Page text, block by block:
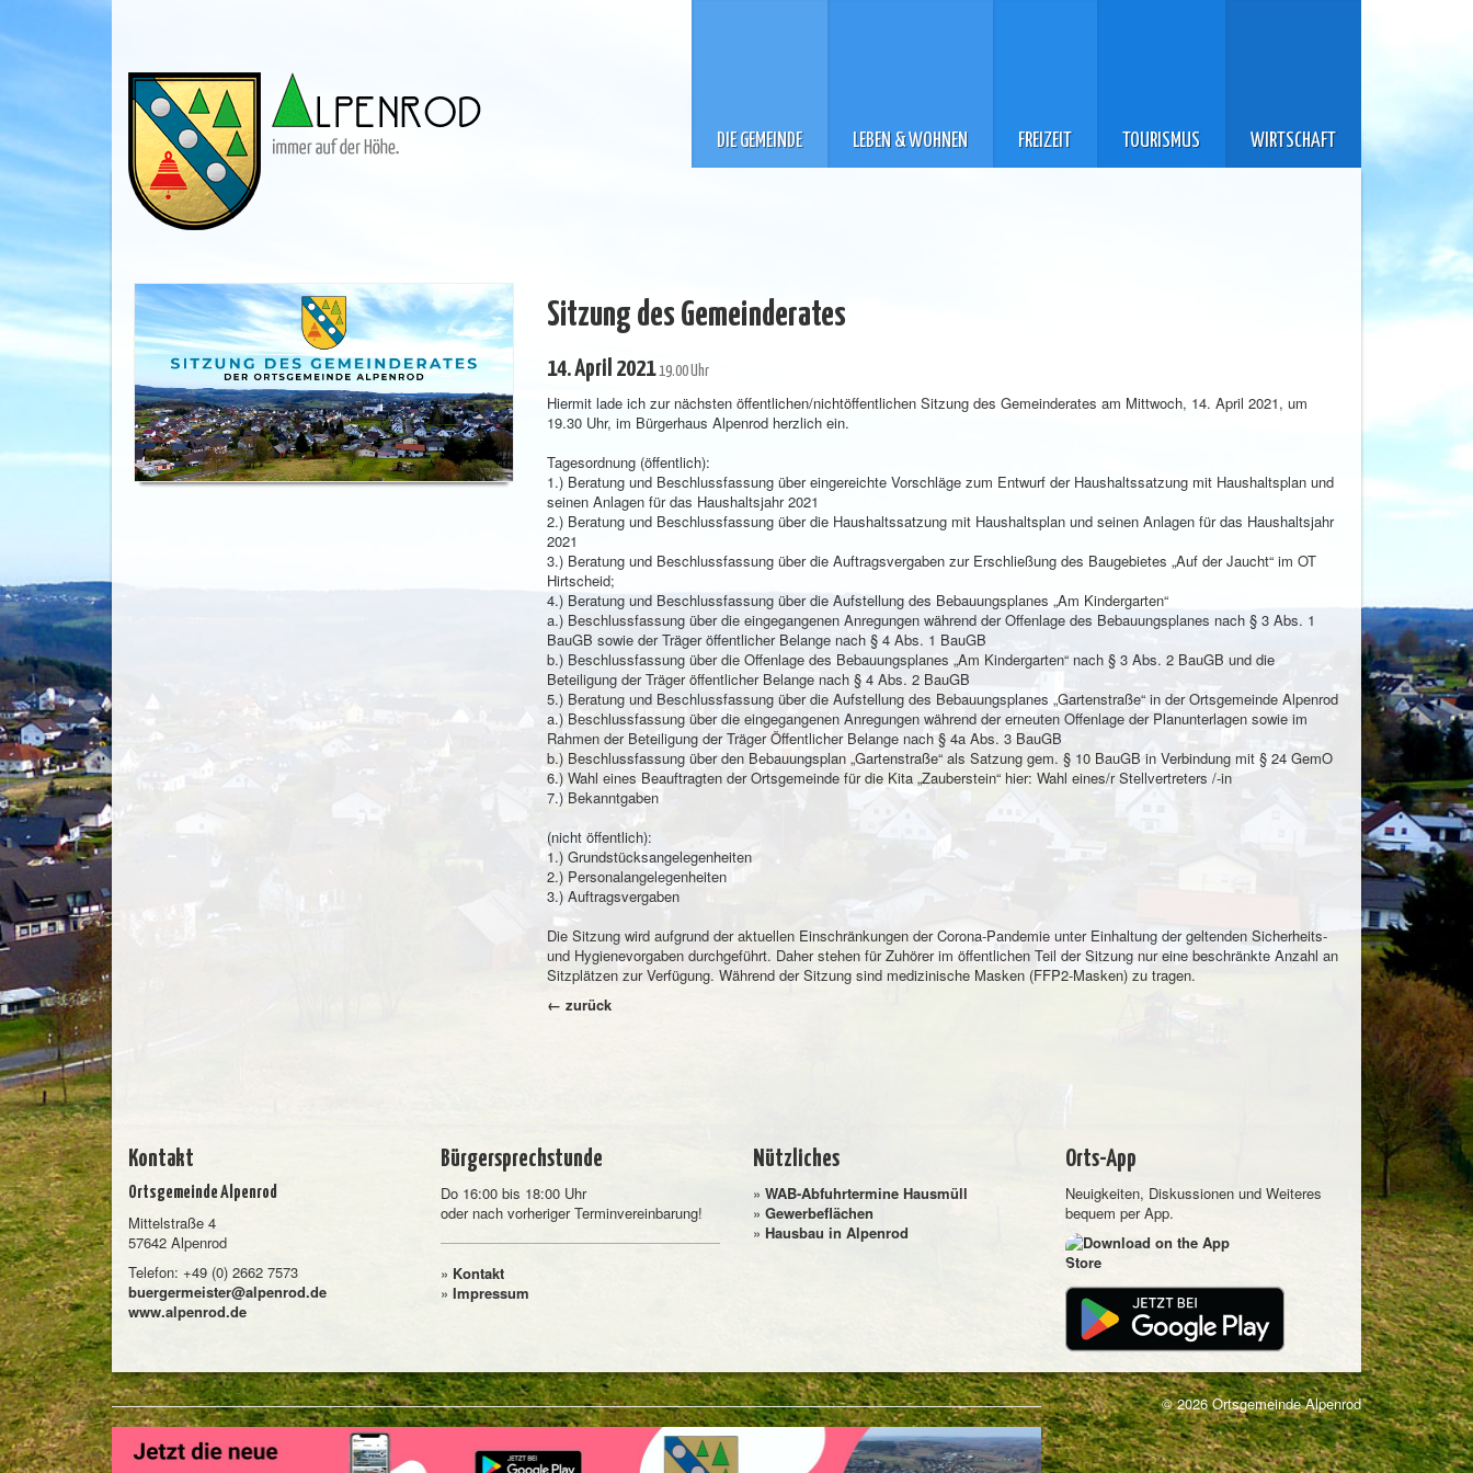
DIE GEMEINDE LEBEN & WOHNEN FREIZEIT TOURISMUS WIRTSCHAFT
Sitzung des Gemeinderates
14. April 202119.00 Uhr
Hiermit lade ich zur nächsten öffentlichen/nichtöffentlichen Sitzung des Gemeinderates am Mittwoch, 14. April 2021, um
19.30 Uhr, im Bürgerhaus Alpenrod herzlich ein.
Tagesordnung (öffentlich):
1.) Beratung und Beschlussfassung über eingereichte Vorschläge zum Entwurf der Haushaltssatzung mit Haushaltsplan und
seinen Anlagen für das Haushaltsjahr 2021
2.) Beratung und Beschlussfassung über die Haushaltssatzung mit Haushaltsplan und seinen Anlagen für das Haushaltsjahr
2021
3.) Beratung und Beschlussfassung über die Auftragsvergaben zur Erschließung des Baugebietes „Auf der Jaucht“ im OT
Hirtscheid;
4.) Beratung und Beschlussfassung über die Aufstellung des Bebauungsplanes „Am Kindergarten“
a.) Beschlussfassung über die eingegangenen Anregungen während der Offenlage des Bebauungsplanes nach § 3 Abs. 1
BauGB sowie der Träger öffentlicher Belange nach § 4 Abs. 1 BauGB
b.) Beschlussfassung über die Offenlage des Bebauungsplanes „Am Kindergarten“ nach § 3 Abs. 2 BauGB und die
Beteiligung der Träger öffentlicher Belange nach § 4 Abs. 2 BauGB
5.) Beratung und Beschlussfassung über die Aufstellung des Bebauungsplanes „Gartenstraße“ in der Ortsgemeinde Alpenrod
a.) Beschlussfassung über die eingegangenen Anregungen während der erneuten Offenlage der Planunterlagen sowie im
Rahmen der Beteiligung der Träger Öffentlicher Belange nach § 4a Abs. 3 BauGB
b.) Beschlussfassung über den Bebauungsplan „Gartenstraße“ als Satzung gem. § 10 BauGB in Verbindung mit § 24 GemO
6.) Wahl eines Beauftragten der Ortsgemeinde für die Kita „Zauberstein“ hier: Wahl eines/r Stellvertreters /-in
7.) Bekanntgaben
(nicht öffentlich):
1.) Grundstücksangelegenheiten
2.) Personalangelegenheiten
3.) Auftragsvergaben
Die Sitzung wird aufgrund der aktuellen Einschränkungen der Corona-Pandemie unter Einhaltung der geltenden Sicherheits-
und Hygienevorgaben durchgeführt. Daher stehen für Zuhörer im öffentlichen Teil der Sitzung nur eine beschränkte Anzahl an
Sitzplätzen zur Verfügung. Während der Sitzung sind medizinische Masken (FFP2-Masken) zu tragen.
← zurück
Kontakt
Ortsgemeinde Alpenrod
Mittelstraße 4
57642 Alpenrod
Telefon: +49 (0) 2662 7573
buergermeister@alpenrod.de
www.alpenrod.de
Bürgersprechstunde
Do 16:00 bis 18:00 Uhr
oder nach vorheriger Terminvereinbarung!
» Kontakt
» Impressum
Nützliches
» WAB-Abfuhrtermine Hausmüll
» Gewerbeflächen
» Hausbau in Alpenrod
Orts-App
Neuigkeiten, Diskussionen und Weiteres
bequem per App.
© 2026 Ortsgemeinde Alpenrod